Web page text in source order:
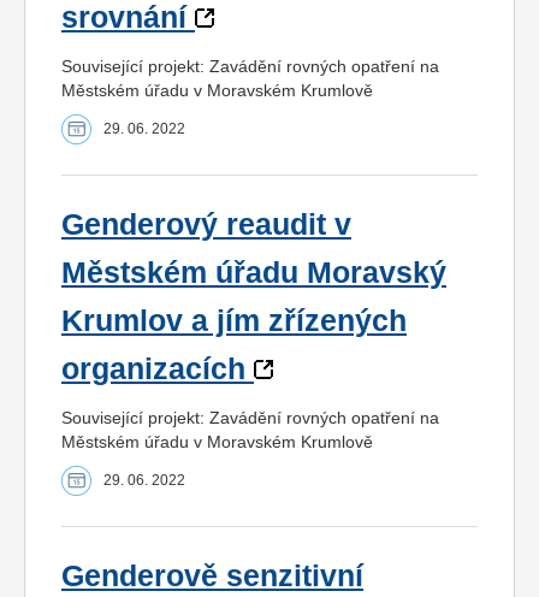
srovnání
Související projekt: Zavádění rovných opatření na
Městském úřadu v Moravském Krumlově
29. 06. 2022
Genderový reaudit v
Městském úřadu Moravský
Krumlov a jím zřízených
organizacích
Související projekt: Zavádění rovných opatření na
Městském úřadu v Moravském Krumlově
29. 06. 2022
Genderově senzitivní